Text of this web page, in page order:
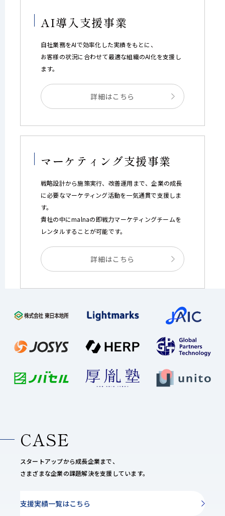
AI導入支援事業
自社業務をAIで効率化した実績をもとに、
お客様の状況に合わせて最適な組織のAI化を支援し
ます。
詳細はこちら
マーケティング支援事業
戦略設計から施策実行、改善運用まで、企業の成長
に必要なマーケティング活動を一気通貫で支援しま
す。
貴社の中にmalnaの即戦力マーケティングチームを
レンタルすることが可能です。
詳細はこちら
CASE
スタートアップから成長企業まで、
さまざまな企業の課題解決を支援しています。
支援実績一覧はこちら